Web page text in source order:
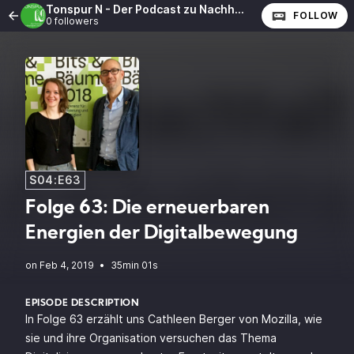
Tonspur N - Der Podcast zu Nachhaltigkeit und CSR
0 followers FOLLOW
S04:E63
Folge 63: Die erneuerbaren
Energien der Digitalbewegung
• 35min 01s
EPISODE DESCRIPTION
In Folge 63 erzählt uns Cathleen Berger von Mozilla, wie
sie und ihre Organisation versuchen das Thema